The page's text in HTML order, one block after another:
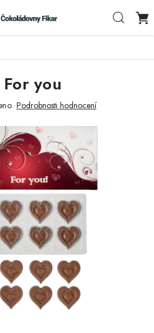
podmínky
Reklamace
you
Podrobnosti hodnocení